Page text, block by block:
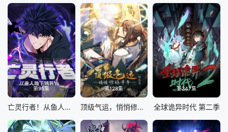
第95集
亡灵行者！从鱼人地下城开始 动态漫画
第128集
顶级气运，悄悄修练千年 动态漫画
第347集
全球诡异时代 第二季